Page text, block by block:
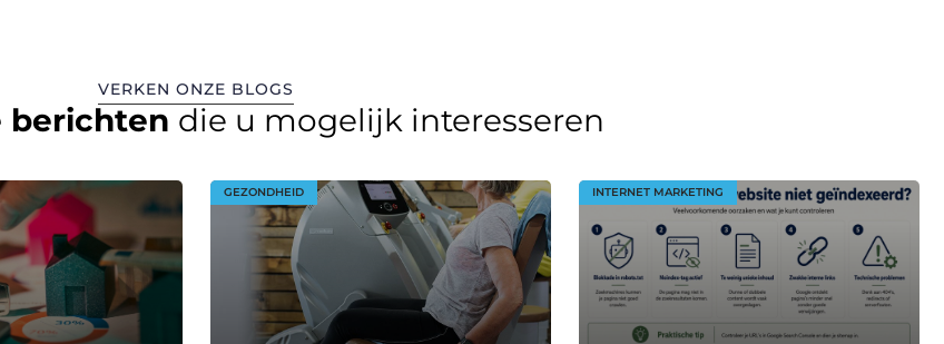
VERKEN ONZE BLOGS
berichten die u mogelijk interesseren
GEZONDHEID INTERNET MARKETING